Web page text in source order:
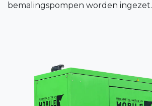
bemalingspompen worden ingezet.